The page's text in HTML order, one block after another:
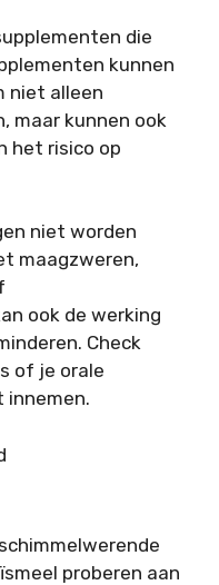
die
kunnen
niet alleen
maar kunnen ook
het risico op
niet worden
maagzweren,
ook de werking
Check
of je orale
innemen.
proberen aan